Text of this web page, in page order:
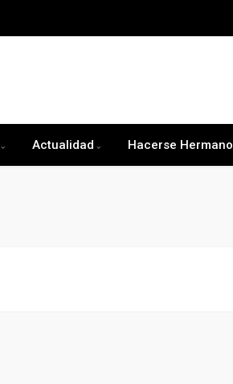
Actualidad Hacerse Hermano